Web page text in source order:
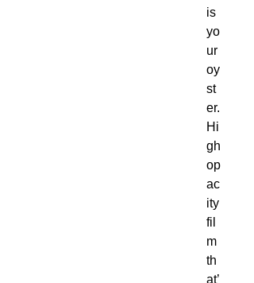
is
yo
ur
oy
st
er.
Hi
gh
op
ac
ity
fil
m
th
at’